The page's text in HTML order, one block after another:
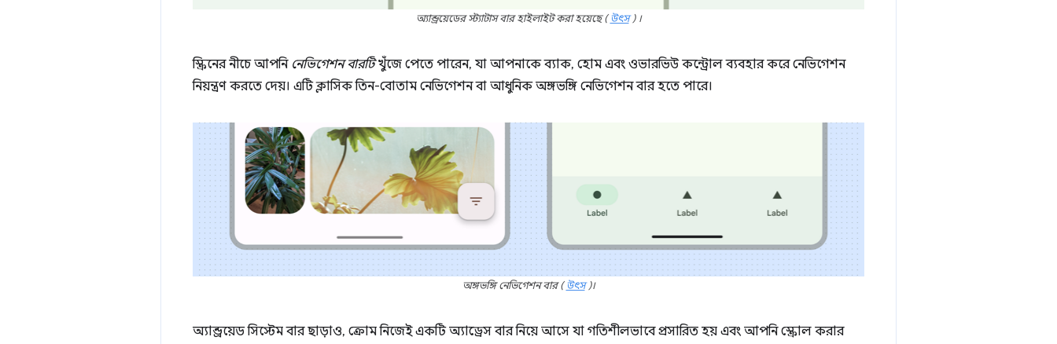
অ্যান্ড্রয়েডের স্ট্যাটাস বার হাইলাইট করা হয়েছে(উৎস)।
স্ক্রিনের নীচে আপনি নেভিগেশন বারটিখুঁজে পেতে পারেন, যা আপনাকে ব্যাক, হোম এবং ওভারভিউ কন্ট্রোল ব্যবহার করে নেভিগেশন
নিয়ন্ত্রণ করতে দেয়। এটি ক্লাসিক তিন-বোতাম নেভিগেশন বা আধুনিক অঙ্গভঙ্গি নেভিগেশন বার হতে পারে।
অঙ্গভঙ্গি নেভিগেশন বার(উৎস)।
অ্যান্ড্রয়েড সিস্টেম বার ছাড়াও, ক্রোম নিজেই একটি অ্যাড্রেস বার নিয়ে আসে যা গতিশীলভাবে প্রসারিত হয় এবং আপনি স্ক্রোল করার